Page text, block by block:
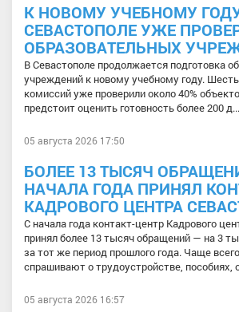
К НОВОМУ УЧЕБНОМУ
СЕВАСТОПОЛЕ УЖЕ
ОБРАЗОВАТЕЛЬНЫХ
В Севастополе продолжается подготовка
учреждений к новому учебному году.
комиссий уже проверили около 40%
предстоит оценить готовность более 200 д...
05 августа 2026 17:50
БОЛЕЕ 13 ТЫСЯЧ
НАЧАЛА ГОДА ПРИНЯЛ
КАДРОВОГО ЦЕНТРА
С начала года контакт-центр Кадрового
принял более 13 тысяч обращений — на 3
за тот же период прошлого года. Чаще
спрашивают о трудоустройстве, пособиях,
05 августа 2026 16:57